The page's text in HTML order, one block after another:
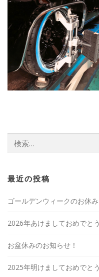
索:
最近の投稿
ゴールデンウィークのお休み
2026年あけましておめでと
お盆休みのお知らせ！
2025年明けましておめでと